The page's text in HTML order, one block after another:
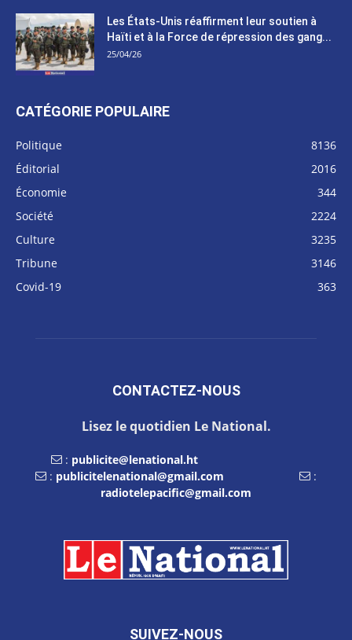
Les États-Unis réaffirment leur soutien à
Haïti et à la Force de répression des gang...
25/04/26
CATÉGORIE POPULAIRE
Politique
8136
Éditorial
2016
Économie
344
Société
2224
Culture
3235
Tribune
3146
Covid-19
363
CONTACTEZ-NOUS
Lisez le quotidien Le National.
: publicite@lenational.ht
: publicitelenational@gmail.com
:
radiotelepacific@gmail.com
SUIVEZ-NOUS